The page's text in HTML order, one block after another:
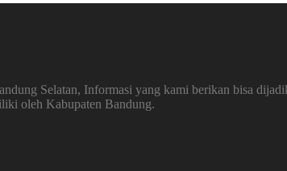
Selatan, Informasi yang kami berikan bisa
oleh Kabupaten Bandung.